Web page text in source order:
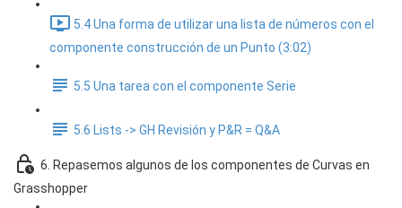
5.4 Una forma de utilizar una lista de números con el
componente construcción de un Punto (3:02)
5.5 Una tarea con el componente Serie
5.6 Lists -> GH Revisión y P&R = Q&A
6. Repasemos algunos de los componentes de Curvas en
Grasshopper